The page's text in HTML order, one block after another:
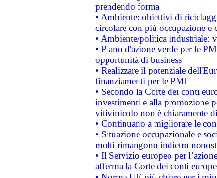
prendendo forma
• Ambiente: obiettivi di
circolare con più occupazione e
• Ambiente/politica industriale:
• Piano d'azione verde per le
opportunità di business
• Realizzare il potenziale
finanziamenti per le PMI
• Secondo la Corte dei conti
investimenti e alla promozione
vitivinicolo non è chiaramente
• Continuano a migliorare le
• Situazione occupazionale e
molti rimangono indietro
• Il Servizio europeo per
afferma la Corte dei conti